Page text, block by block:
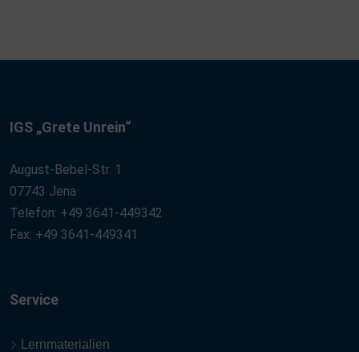
IGS „Grete Unrein“
August-Bebel-Str. 1
07743 Jena
Telefon: +49 3641-449342
Fax: +49 3641-449341
Service
Lernmaterialien